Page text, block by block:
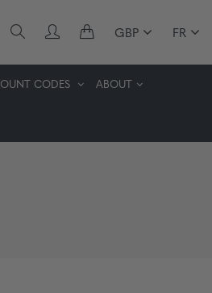
GBP FR
CODES ABOUT